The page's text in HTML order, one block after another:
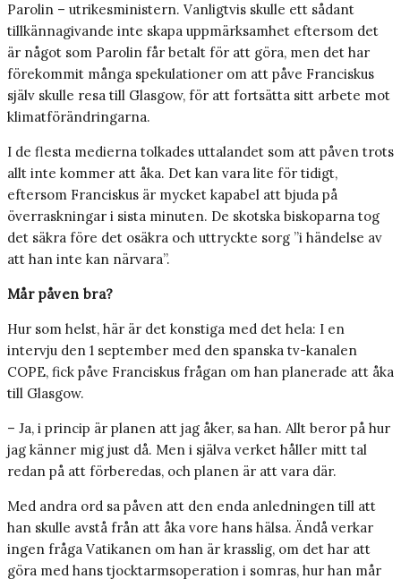
Parolin – utrikesministern. Vanligtvis skulle ett sådant
tillkännagivande inte skapa uppmärksamhet eftersom det
är något som Parolin får betalt för att göra, men det har
förekommit många spekulationer om att påve Franciskus
själv skulle resa till Glasgow, för att fortsätta sitt arbete mot
klimatförändringarna.
I de flesta medierna tolkades uttalandet som att påven trots
allt inte kommer att åka. Det kan vara lite för tidigt,
eftersom Franciskus är mycket kapabel att bjuda på
överraskningar i sista minuten. De skotska biskoparna tog
det säkra före det osäkra och uttryckte sorg ”i händelse av
att han inte kan närvara”.
Mår påven bra?
Hur som helst, här är det konstiga med det hela: I en
intervju den 1 september med den spanska tv-kanalen
COPE, fick påve Franciskus frågan om han planerade att åka
till Glasgow.
– Ja, i princip är planen att jag åker, sa han. Allt beror på hur
jag känner mig just då. Men i själva verket håller mitt tal
redan på att förberedas, och planen är att vara där.
Med andra ord sa påven att den enda anledningen till att
han skulle avstå från att åka vore hans hälsa. Ändå verkar
ingen fråga Vatikanen om han är krasslig, om det har att
göra med hans tjocktarmsoperation i somras, hur han mår